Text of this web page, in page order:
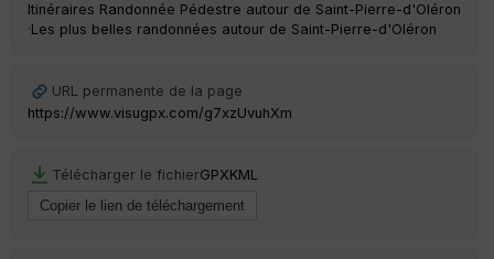
Itinéraires Randonnée Pédestre autour de Saint-Pierre-d'Oléron
·Les plus belles randonnées autour de Saint-Pierre-d'Oléron
URL permanente de la page
https://www.visugpx.com/g7xzUvuhXm
Télécharger le fichierGPXKML